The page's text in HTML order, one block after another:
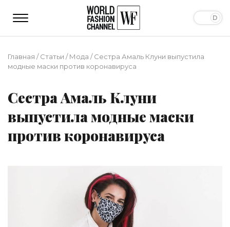
Главная /Статьи /Мода /Сестра Амаль Клуни выпустила
модные маски против коронавируса
Сестра Амаль Клуни
выпустила модные маски
против коронавируса